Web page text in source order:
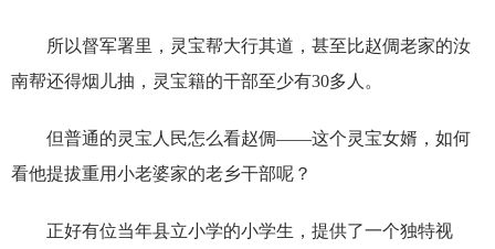
所以督军署里，灵宝帮大行其道，甚至比赵倜老家的汝
南帮还得烟儿抽，灵宝籍的干部至少有30多人。
但普通的灵宝人民怎么看赵倜——这个灵宝女婿，如何
看他提拔重用小老婆家的老乡干部呢？
正好有位当年县立小学的小学生，提供了一个独特视